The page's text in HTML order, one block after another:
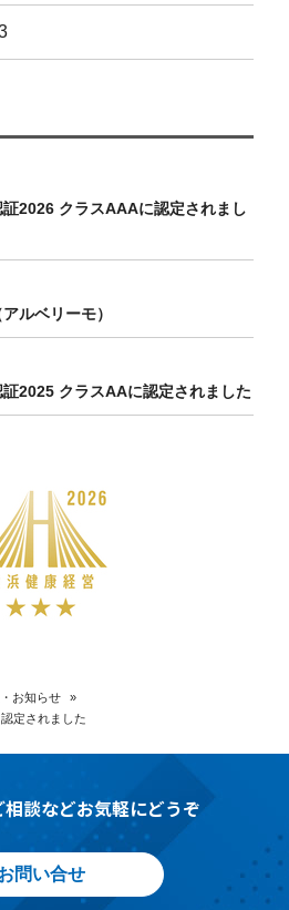
2026 クラスAAAに認定されまし
ルベリーモ）
2025 クラスAAに認定されました
お知らせ
»
定されました
談などお気軽にどうぞ
問い合せ